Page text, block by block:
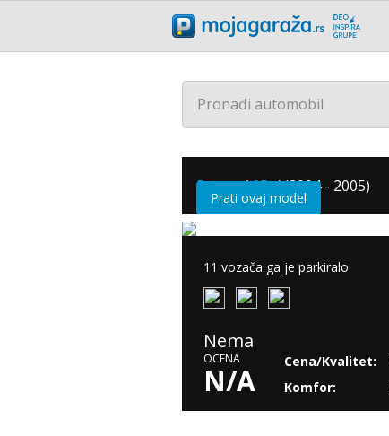
Pronađi automobil
Rover /25 /(2004 - 2005)
Prati ovaj model
11 vozača ga je parkiralo
Nema
OCENA
N/A
Cena/Kvalitet:
Komfor: